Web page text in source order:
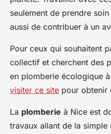
seulement de prendre
aussi de contribuer à un
Pour ceux qui souhaitent
collectif et cherchent des
en plomberie écologique
visiter ce site pour obtenir
La plomberie à Nice est
travaux allant de la